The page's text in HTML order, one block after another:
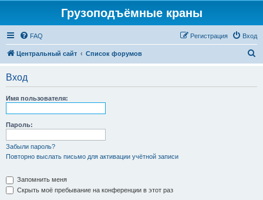
Грузоподъёмные краны
FAQ Вход
Регистрация
Центральный сайт Список форумов
Вход
Имя пользователя:
Пароль:
Забыли пароль?
Повторно выслать письмо для активации учётной записи
Запомнить меня
Скрыть моё пребывание на конференции в этот раз